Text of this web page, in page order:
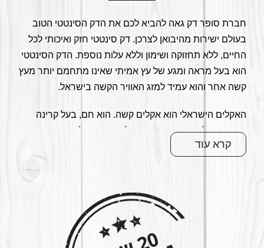
חברת סופר דק גאה להביא לכם את הדק הסינטטי הטוב
בעולם ישירות מהיבואן לצרכן. דק סינטטי חזק ואיכותי לכל
החיים, ללא תחזוקה ושימון וללא עלות נוספת. הדק הסינטטי
הוא בעל מראה ומגע של עץ אמיתי שאינו מתחמם יותר מעץ
קשה אחר והוא עמיד למזג האוויר הקשה בישראל.
האקלים הישראלי הוא אקלים קשה. הוא חם, בעל קרינה
חזקה ועם לחות גבוהה, דבר שלא מאפשר למוצרי עץ
להחזיק זמן רב. דקים, פרגולות ושאר מוצרים עשויים עץ מלא
אצלנו בחברת סופר דק אנחנו מתמחים בייבוא של דקים
סינטטיים, חיפויי קיר דמויי עץ ושאר מוצרים אקולוגיים
סינטטיים, ידידותיים לסביבה, דמויי עץ ללא תחזוקה וללא
קרא עוד